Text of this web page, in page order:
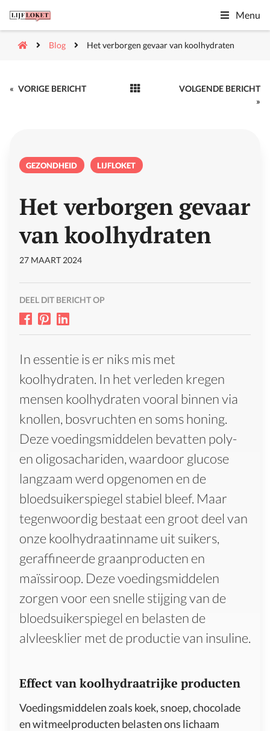
Menu
Blog Het verborgen gevaar van koolhydraten
« VORIGE BERICHT
VOLGENDE BERICHT
»
GEZONDHEID LIJFLOKET
Het verborgen gevaar
van koolhydraten
27 MAART 2024
DEEL DIT BERICHT OP
In essentie is er niks mis met
koolhydraten. In het verleden kregen
mensen koolhydraten vooral binnen via
knollen, bosvruchten en soms honing.
Deze voedingsmiddelen bevatten poly-
en oligosachariden, waardoor glucose
langzaam werd opgenomen en de
bloedsuikerspiegel stabiel bleef. Maar
tegenwoordig bestaat een groot deel van
onze koolhydraatinname uit suikers,
geraffineerde graanproducten en
maïssiroop. Deze voedingsmiddelen
zorgen voor een snelle stijging van de
bloedsuikerspiegel en belasten de
alvleesklier met de productie van insuline.
Effect van koolhydraatrijke producten
Voedingsmiddelen zoals koek, snoep, chocolade
en witmeelproducten belasten ons lichaam